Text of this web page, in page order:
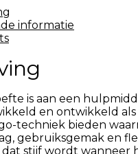
informatie
is aan een
en ontwikkeld
techniek bieden
gebruiksgemak en
stijf wordt wanneer